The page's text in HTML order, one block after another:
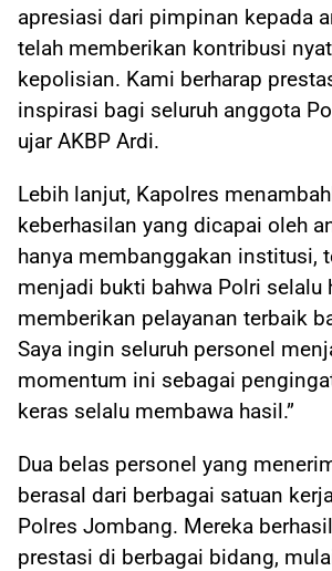
apresiasi dari pimpinan kepada
telah memberikan kontribusi
kepolisian. Kami berharap
inspirasi bagi seluruh anggota
ujar AKBP Ardi.
Lebih lanjut, Kapolres
keberhasilan yang dicapai oleh
hanya membanggakan institusi,
menjadi bukti bahwa Polri selalu
memberikan pelayanan terbaik
Saya ingin seluruh personel
momentum ini sebagai
keras selalu membawa hasil.”
Dua belas personel yang
berasal dari berbagai satuan
Polres Jombang. Mereka
prestasi di berbagai bidang,